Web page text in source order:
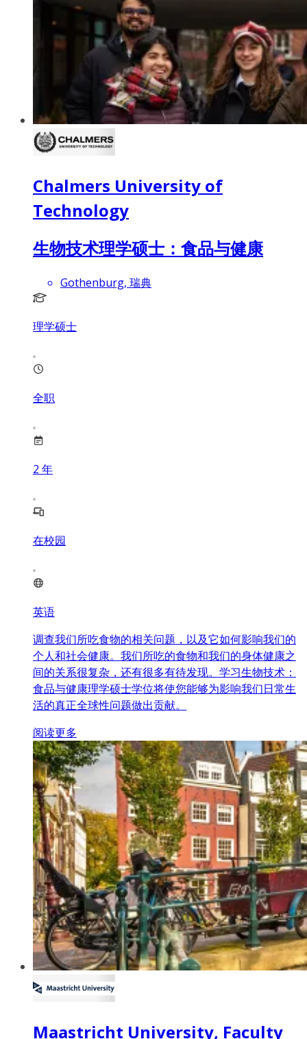
Chalmers University of
Technology
生物技术理学硕士：食品与健康
Gothenburg, 瑞典
理学硕士
全职
2 年
在校园
英语
调查我们所吃食物的相关问题，以及它如何影响我们的
个人和社会健康。我们所吃的食物和我们的身体健康之
间的关系很复杂，还有很多有待发现。学习生物技术：
食品与健康理学硕士学位将使您能够为影响我们日常生
活的真正全球性问题做出贡献。
阅读更多
Maastricht University, Faculty